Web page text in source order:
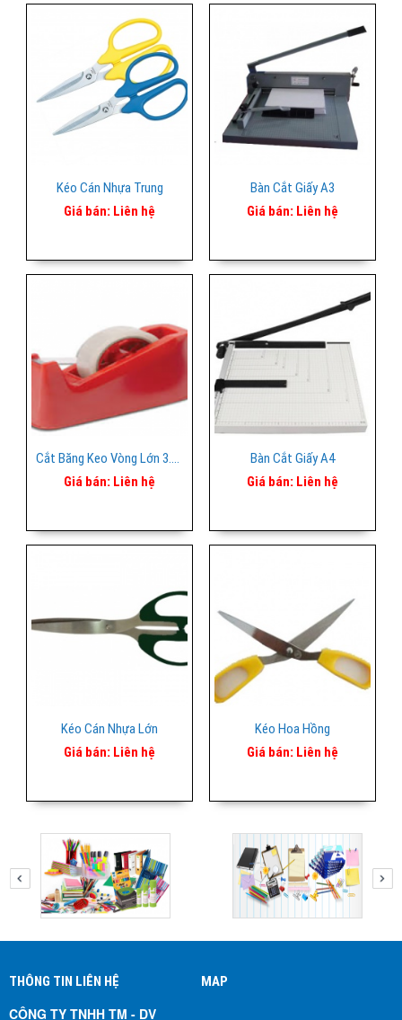
Kéo Cán Nhựa Trung
Giá bán: Liên hệ
Bàn Cắt Giấy A3
Giá bán: Liên hệ
Cắt Băng Keo Vòng Lớn 3.5p
Giá bán: Liên hệ
Bàn Cắt Giấy A4
Giá bán: Liên hệ
Kéo Cán Nhựa Lớn
Giá bán: Liên hệ
Kéo Hoa Hồng
Giá bán: Liên hệ
THÔNG TIN LIÊN HỆ
CÔNG TY TNHH TM - DV
MAP